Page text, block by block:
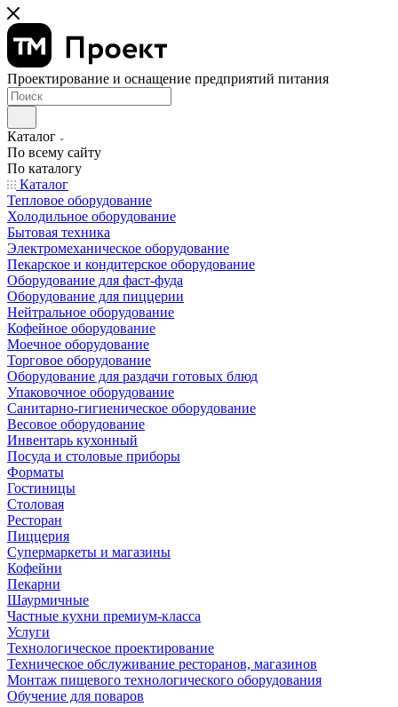
Проектирование и оснащение предприятий питания
Каталог
По всему сайту
По каталогу
Каталог
Тепловое оборудование
Холодильное оборудование
Бытовая техника
Электромеханическое оборудование
Пекарское и кондитерское оборудование
Оборудование для фаст-фуда
Оборудование для пиццерии
Нейтральное оборудование
Кофейное оборудование
Моечное оборудование
Торговое оборудование
Оборудование для раздачи готовых блюд
Упаковочное оборудование
Санитарно-гигиеническое оборудование
Весовое оборудование
Инвентарь кухонный
Посуда и столовые приборы
Форматы
Гостиницы
Столовая
Ресторан
Пиццерия
Супермаркеты и магазины
Кофейни
Пекарни
Шаурмичные
Частные кухни премиум-класса
Услуги
Технологическое проектирование
Техническое обслуживание ресторанов, магазинов
Монтаж пищевого технологического оборудования
Обучение для поваров